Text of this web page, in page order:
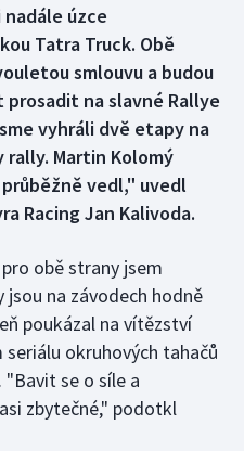
nadále úzce
Tatra Truck. Obě
smlouvu a budou
na slavné Rallye
vyhráli dvě etapy na
rally. Martin Kolomý
vedl," uvedl
Racing Jan Kalivoda.
obě strany jsem
na závodech hodně
poukázal na vítězství
seriálu okruhových tahačů
se o síle a
zbytečné," podotkl